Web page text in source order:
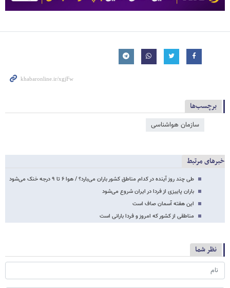
برچسب‌ها
سازمان هواشناسی
خبرهای مرتبط
طی چند روز آینده در کدام مناطق کشور باران می‌بارد؟ / هوا ۶ تا ۹ درجه خنک می‌شود
باران پاییزی از فردا در ایران شروع می‌شود
این هفته آسمان صاف است
مناطقی از کشور که امروز و فردا بارانی است
نظر شما